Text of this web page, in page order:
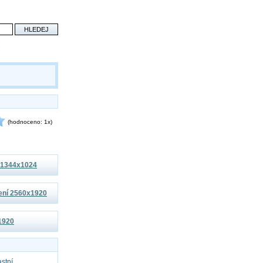
(hodnoceno: 1x)
2560x1920